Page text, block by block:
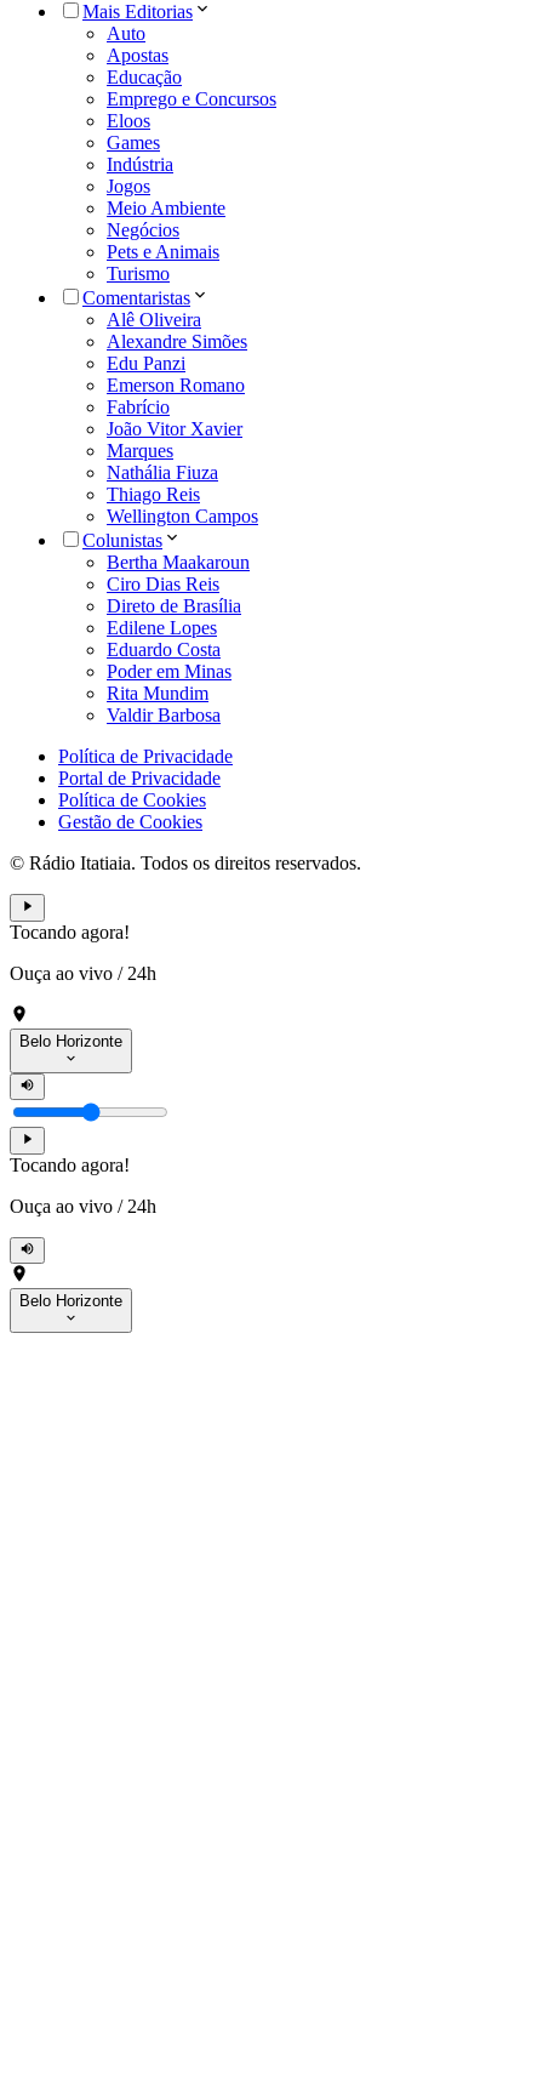
Mais Editorias
Auto
Apostas
Educação
Emprego e Concursos
Eloos
Games
Indústria
Jogos
Meio Ambiente
Negócios
Pets e Animais
Turismo
Comentaristas
Alê Oliveira
Alexandre Simões
Edu Panzi
Emerson Romano
Fabrício
João Vitor Xavier
Marques
Nathália Fiuza
Thiago Reis
Wellington Campos
Colunistas
Bertha Maakaroun
Ciro Dias Reis
Direto de Brasília
Edilene Lopes
Eduardo Costa
Poder em Minas
Rita Mundim
Valdir Barbosa
Política de Privacidade
Portal de Privacidade
Política de Cookies
Gestão de Cookies
© Rádio Itatiaia. Todos os direitos reservados.
Tocando agora!
Ouça ao vivo / 24h
Belo Horizonte
Tocando agora!
Ouça ao vivo / 24h
Belo Horizonte